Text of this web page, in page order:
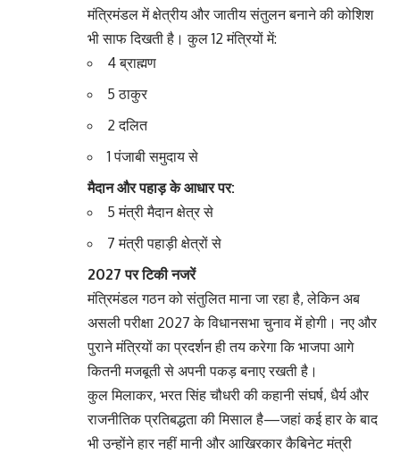
मंत्रिमंडल में क्षेत्रीय और जातीय संतुलन बनाने की कोशिश
भी साफ दिखती है। कुल 12 मंत्रियों में:
4 ब्राह्मण
5 ठाकुर
2 दलित
1 पंजाबी समुदाय से
मैदान और पहाड़ के आधार पर:
5 मंत्री मैदान क्षेत्र से
7 मंत्री पहाड़ी क्षेत्रों से
2027 पर टिकी नजरें
मंत्रिमंडल गठन को संतुलित माना जा रहा है, लेकिन अब
असली परीक्षा 2027 के विधानसभा चुनाव में होगी। नए और
पुराने मंत्रियों का प्रदर्शन ही तय करेगा कि भाजपा आगे
कितनी मजबूती से अपनी पकड़ बनाए रखती है।
कुल मिलाकर, भरत सिंह चौधरी की कहानी संघर्ष, धैर्य और
राजनीतिक प्रतिबद्धता की मिसाल है—जहां कई हार के बाद
भी उन्होंने हार नहीं मानी और आखिरकार कैबिनेट मंत्री